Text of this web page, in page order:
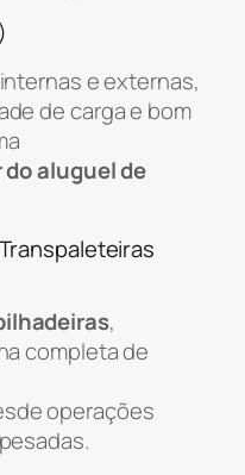
e externas,
de carga e bom
do aluguel de
,
completa de
operações